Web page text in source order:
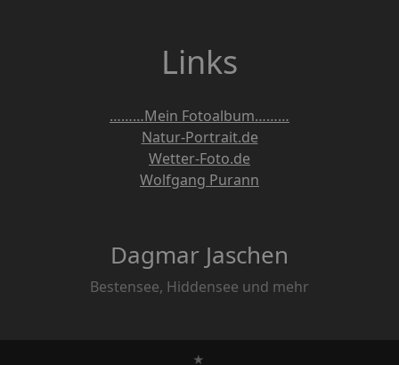
Links
………Mein Fotoalbum………
Natur-Portrait.de
Wetter-Foto.de
Wolfgang Purann
Dagmar Jaschen
Bestensee, Hiddensee und mehr
★